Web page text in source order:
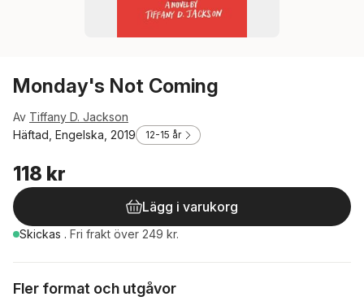
Monday's Not Coming
Av Tiffany D. Jackson
Häftad, Engelska, 2019
12-15 år
118 kr
Lägg i varukorg
Skickas . Fri frakt över 249 kr.
Fler format och utgåvor